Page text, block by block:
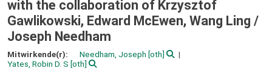
with the collaboration of Krzysztof
Gawlikowski, Edward McEwen, Wang Ling /
Joseph Needham
Mitwirkende(r): Needham, Joseph [oth]
Yates, Robin D. S [oth]